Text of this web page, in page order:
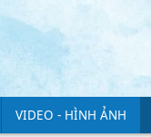
VIDEO - HÌNH ẢNH